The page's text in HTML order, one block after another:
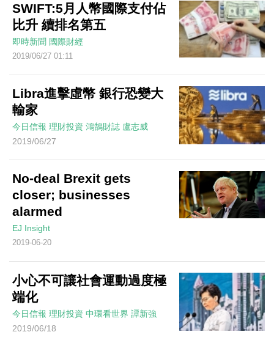
SWIFT:5月人幣國際支付佔
比升 續排名第五
即時新聞 國際財經
2019/06/27 01:11
Libra進擊虛幣 銀行恐變大
輸家
今日信報 理財投資 鴻鵠財誌 盧志威
2019/06/27
No-deal Brexit gets
closer; businesses
alarmed
EJ Insight
2019-06-20
小心不可讓社會運動過度極
端化
今日信報 理財投資 中環看世界 譚新強
2019/06/18